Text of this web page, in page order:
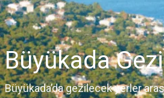
Büyükada
Büyükada’da gezilecek yerler